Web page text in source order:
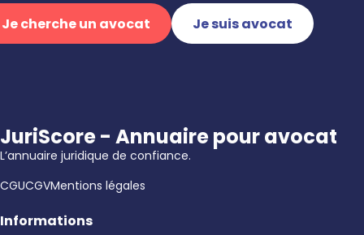
Je cherche un avocat
Je suis avocat
JuriScore - Annuaire pour avocat
L’annuaire juridique de confiance.
CGUCGVMentions légales
Informations